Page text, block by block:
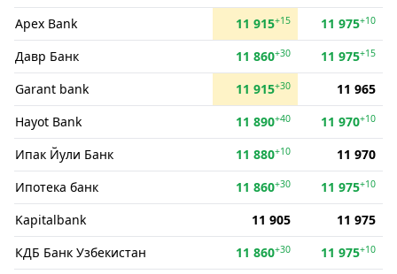
Apex Bank
11 915+15 11 975+10
Давр Банк 11 860+30 11 975+15
Garant bank 11 915+30
11 965
Hayot Bank
11 890+40 11 970+10
Ипак Йули Банк 11 880+10
11 970
Ипотека банк
11 860+30 11 975+10
Kapitalbank 11 905
11 975
КДБ Банк Узбекистан
11 860+30 11 975+10